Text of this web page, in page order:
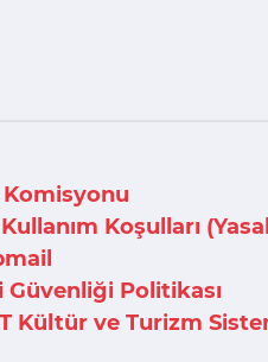
Koşulları
Güvenliği Politikası
Kültür ve Turizm